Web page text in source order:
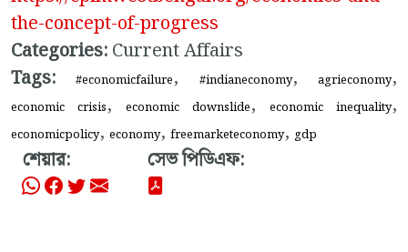
the-concept-of-progress
Categories:Current Affairs
Tags:
#economicfailure, #indianeconomy,agrieconomy,
economic crisis,economic downslide,economic inequality,
economicpolicy, economy, freemarketeconomy, gdp
শেয়ার: সেভ পিডিএফ: